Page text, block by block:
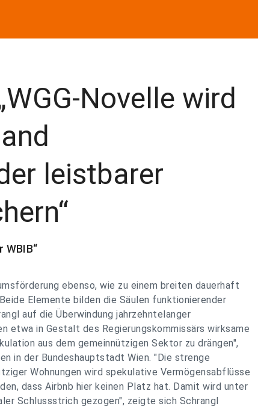
Novelle wird
leistbarer
ebenso, wie zu einem breiten dauerhaft
Elemente bilden die Säulen funktionierender
auf die Überwindung jahrzehntelanger
etwa in Gestalt des Regierungskommissärs wirksame
aus dem gemeinnützigen Sektor zu drängen",
in der Bundeshauptstadt Wien. "Die strenge
Wohnungen wird spekulative Vermögensabflüsse
dass Airbnb hier keinen Platz hat. Damit wird unter
Schlussstrich gezogen", zeigte sich Schrangl